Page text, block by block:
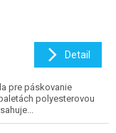
R
M
O
Detail
pre páskovanie
polyesterovou